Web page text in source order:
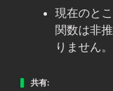
現在のとこ
関数は非
りません。
共有: